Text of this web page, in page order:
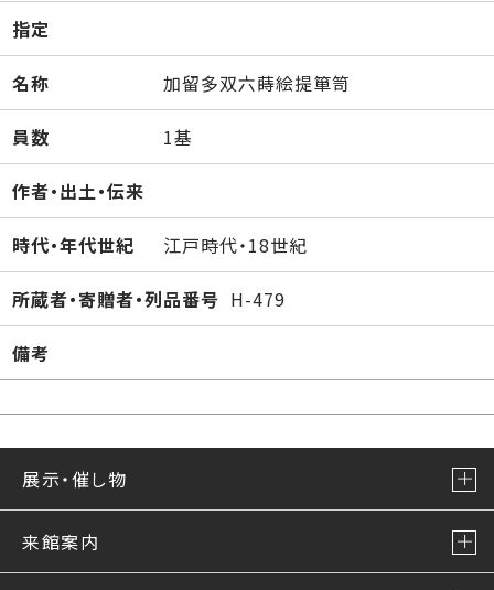
指定
名称 加留多双六蒔絵提箪笥
員数 1基
作者・出土・伝来
時代・年代世紀 江戸時代・18世紀
所蔵者・寄贈者・列品番号 H-479
備考
展示・催し物
来館案内